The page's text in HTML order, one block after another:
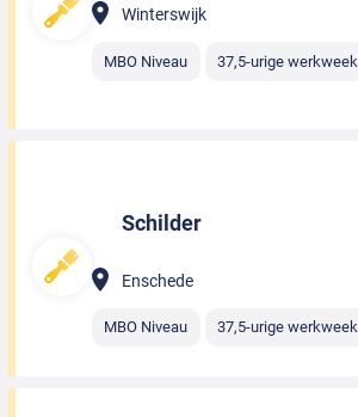
Winterswijk
MBO Niveau 37,5-urige werkweek
Schilder
Enschede
MBO Niveau 37,5-urige werkweek